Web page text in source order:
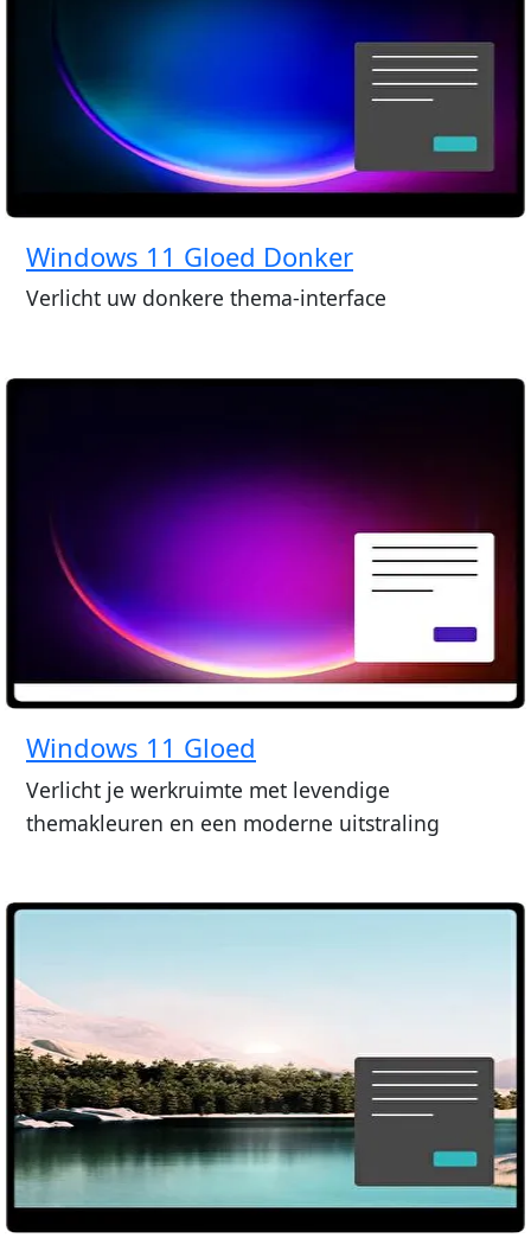
Windows 11 Gloed Donker
Verlicht uw donkere thema-interface
Windows 11 Gloed
Verlicht je werkruimte met levendige
themakleuren en een moderne uitstraling